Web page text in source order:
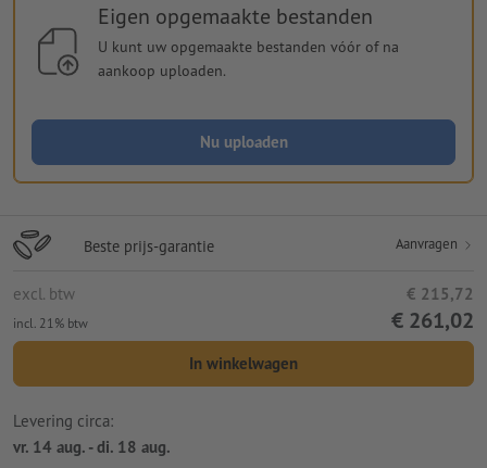
Eigen opgemaakte bestanden
U kunt uw opgemaakte bestanden vóór of na
aankoop uploaden.
Nu uploaden
Beste prijs-garantie Aanvragen
excl. btw € 215,72
incl. 21% btw € 261,02
In winkelwagen
Levering circa:
vr. 14 aug. - di. 18 aug.